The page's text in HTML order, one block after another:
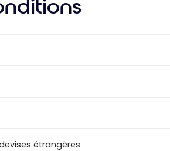
étrangères